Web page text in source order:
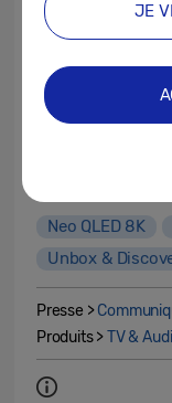
Neo QLED 8K
Unbox &
Presse >
Produits >TV &
JE